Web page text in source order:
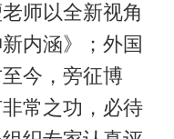
师以全新视角
内涵》；外国
今，旁征博
常之功，必待